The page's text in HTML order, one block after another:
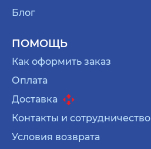
Блог
ПОМОЩЬ
Как оформить заказ
Оплата
Доставка
Контакты и сотрудничество
Условия возврата